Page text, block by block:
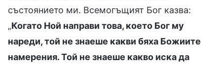
състоянието ми. Всемогъщият Бог казва:
„Когато Ной направи това, което Бог му
нареди, той не знаеше какви бяха Божиите
намерения. Той не знаеше какво иска да